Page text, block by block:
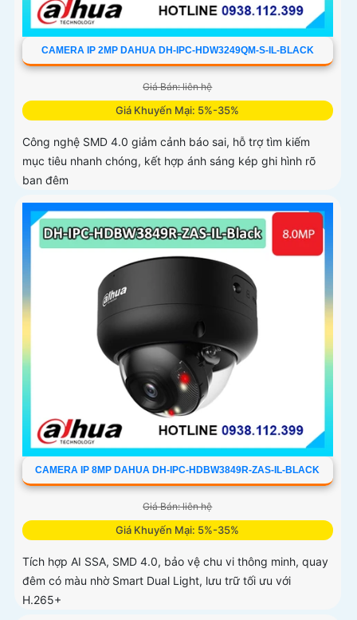
CAMERA IP 2MP DAHUA DH-IPC-HDW3249QM-S-IL-BLACK
Giá Bán: liên hệ
Giá Khuyến Mại: 5%-35%
Công nghệ SMD 4.0 giảm cảnh báo sai, hỗ trợ tìm kiếm
mục tiêu nhanh chóng, kết hợp ánh sáng kép ghi hình rõ
ban đêm
CAMERA IP 8MP DAHUA DH-IPC-HDBW3849R-ZAS-IL-BLACK
Giá Bán: liên hệ
Giá Khuyến Mại: 5%-35%
Tích hợp AI SSA, SMD 4.0, bảo vệ chu vi thông minh, quay
đêm có màu nhờ Smart Dual Light, lưu trữ tối ưu với
H.265+